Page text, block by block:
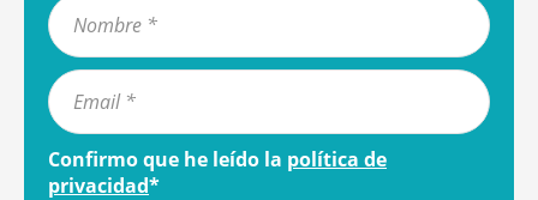
Confirmo que he leído la política de
privacidad*